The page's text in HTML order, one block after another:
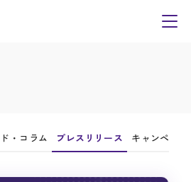
バンカーズ) |
・コラム プレスリリース キャンペーン